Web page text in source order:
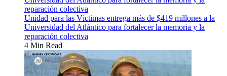
Unidad para las Víctimas entrega más de $419 millones a la
Universidad del Atlántico para fortalecer la memoria y la
reparación colectiva
4 Min Read